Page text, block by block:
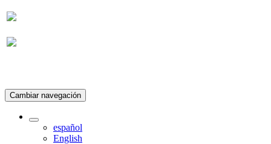
Cambiar navegación
español
English